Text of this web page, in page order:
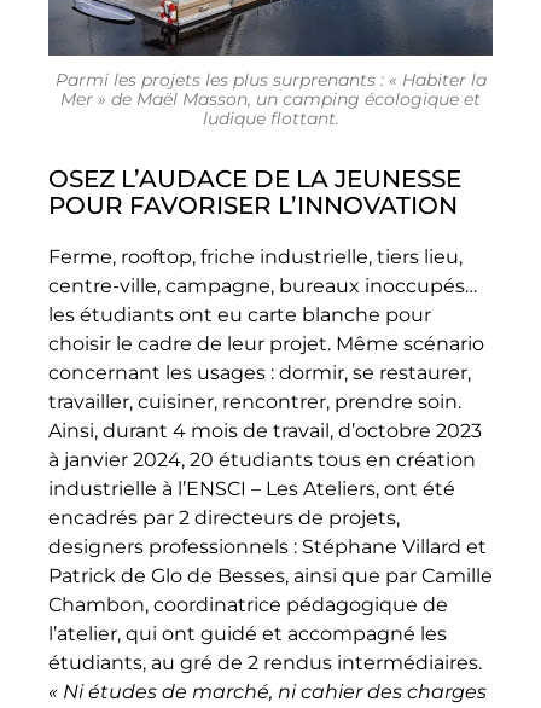
Parmi les projets les plus surprenants : « Habiter la
Mer » de Maël Masson, un camping écologique et
ludique flottant.
OSEZ L’AUDACE DE LA JEUNESSE
POUR FAVORISER L’INNOVATION
Ferme, rooftop, friche industrielle, tiers lieu,
centre-ville, campagne, bureaux inoccupés…
les étudiants ont eu carte blanche pour
choisir le cadre de leur projet. Même scénario
concernant les usages : dormir, se restaurer,
travailler, cuisiner, rencontrer, prendre soin.
Ainsi, durant 4 mois de travail, d’octobre 2023
à janvier 2024, 20 étudiants tous en création
industrielle à l’ENSCI – Les Ateliers, ont été
encadrés par 2 directeurs de projets,
designers professionnels : Stéphane Villard et
Patrick de Glo de Besses, ainsi que par Camille
Chambon, coordinatrice pédagogique de
l’atelier, qui ont guidé et accompagné les
étudiants, au gré de 2 rendus intermédiaires.
« Ni études de marché, ni cahier des charges